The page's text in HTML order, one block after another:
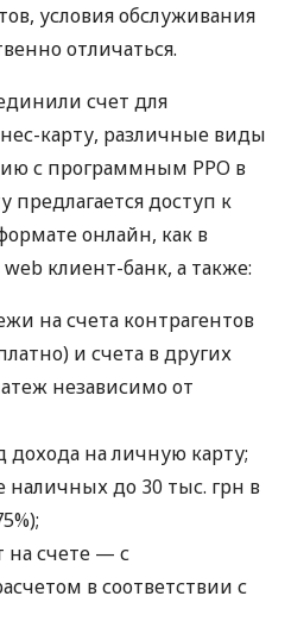
условия обслуживания
отличаться.
счет для
карту, различные виды
с программным РРО в
предлагается доступ к
онлайн, как в
клиент-банк, а также:
на счета контрагентов
и счета в других
независимо от
на личную карту;
наличных до 30 тыс. грн в
счете — с
в соответствии с